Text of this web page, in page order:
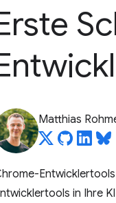
Matthias
in Ihre